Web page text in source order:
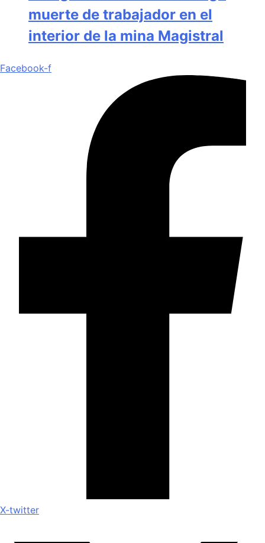
muerte de trabajador en el
interior de la mina Magistral
Facebook-f
X-twitter